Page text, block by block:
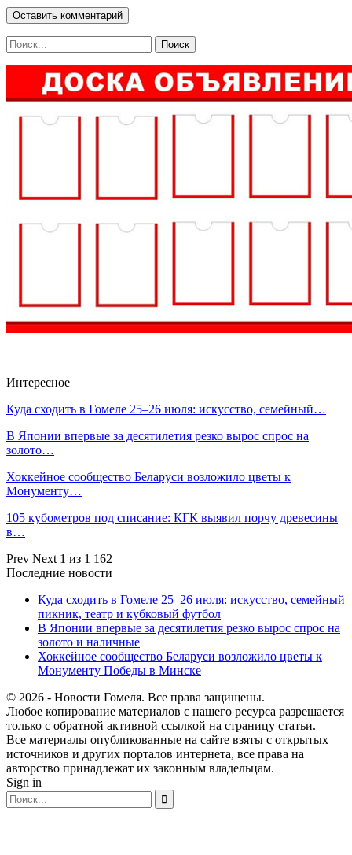
Интересное
Куда сходить в Гомеле 25–26 июля: искусство, семейный…
В Японии впервые за десятилетия резко вырос спрос на
золото…
Хоккейное сообщество Беларуси возложило цветы к
Монументу…
105 кубометров под списание: КГК выявил порчу древесины
в…
Prev Next 1 из 1 162
Последние новости
Куда сходить в Гомеле 25–26 июля: искусство, семейный
пикник, театр и кубковый футбол
В Японии впервые за десятилетия резко вырос спрос на
золото и наличные
Хоккейное сообщество Беларуси возложило цветы к
Монументу Победы в Минске
© 2026 - Новости Гомеля. Все права защищены.
Любое копирование материалов с нашего ресурса разрешается
только с обратной активной ссылкой на страницу статьи.
Все материалы опубликованные на сайте взяты с открытых
источников и других порталов интернета, все права на
авторство принадлежат их законным владельцам.
Sign in